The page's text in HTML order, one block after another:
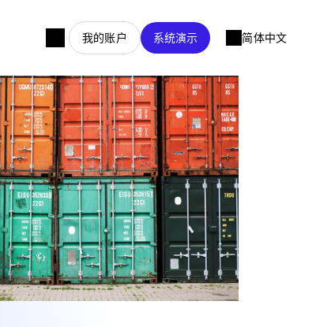
我的账户 系统演示 简体中文